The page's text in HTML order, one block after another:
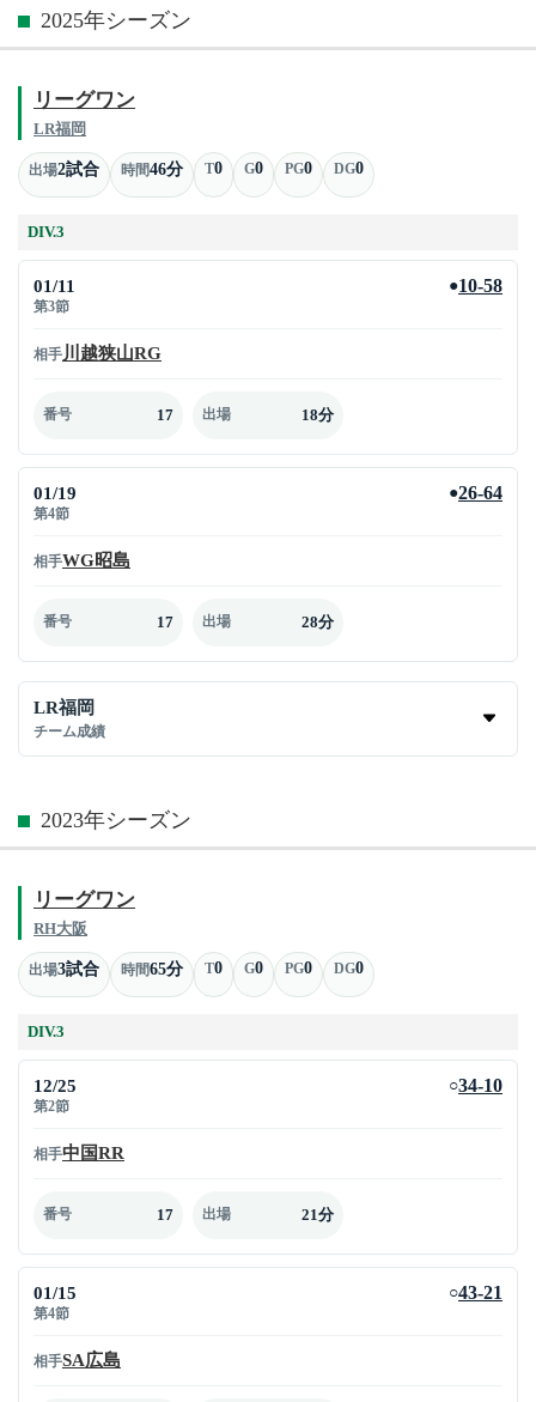
2025年シーズン
リーグワン
LR福岡
出場2試合 時間46分 T0 G0 PG0 DG0
DIV.3
01/11
第3節
●10-58
相手 川越狭山RG
番号 17 出場 18分
01/19
第4節
●26-64
相手WG昭島
番号 17 出場 28分
LR福岡
チーム成績
2023年シーズン
リーグワン
RH大阪
出場3試合 時間65分 T0 G0 PG0 DG0
DIV.3
12/25
第2節
○34-10
相手中国RR
番号 17 出場 21分
01/15
第4節
○43-21
相手SA広島